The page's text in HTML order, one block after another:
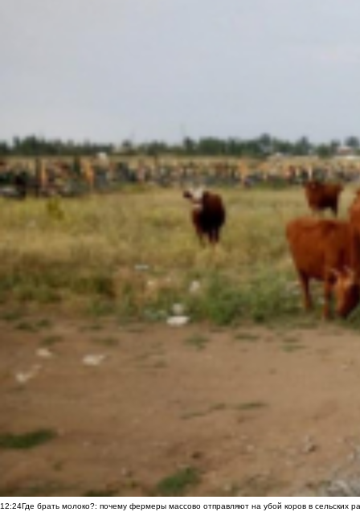
12:24Где брать молоко?: почему фермеры массово отправляют на убой коров в сельских